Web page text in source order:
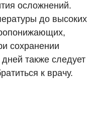
осложнений.
до высоких
сохранении
также следует
к врачу.